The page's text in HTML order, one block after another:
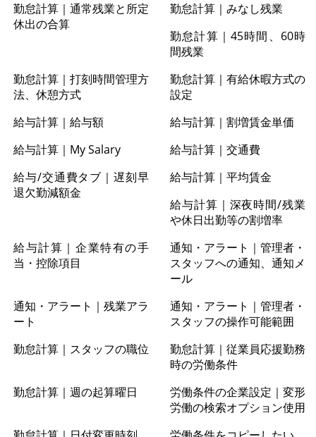
勤怠計算｜通常残業と所定
休出の合算
勤怠計算｜みなし残業
勤怠計算｜45時間、60時
間残業
勤怠計算｜打刻時間管理方
法、休憩方式
勤怠計算｜有給休暇方式の
設定
給与計算｜給与額
給与計算｜割増賃金単価
給与計算｜My Salary
給与計算｜交通費
給与/交通費タブ｜遅刻早
退欠勤減額金
給与計算｜平均賃金
給与計算｜深夜時間/残業
や休日出勤等の割増率
給与計算｜企業特有の手
当・控除項目
通知・アラート｜管理者・
スタッフへの通知、通知メ
ール
通知・アラート｜残業アラ
ート
通知・アラート｜管理者・
スタッフの操作可能範囲
勤怠計算｜スタッフの職位
勤怠計算｜従業員応援勤務
時の労働条件
勤怠計算｜週の起算曜日
労働条件の企業設定｜変形
労働の検索オプション使用